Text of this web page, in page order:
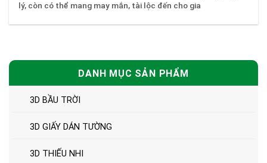
lý, còn có thể mang may mắn, tài lộc đến cho gia
DANH MỤC SẢN PHẨM
3D BẦU TRỜI
3D GIẤY DÁN TƯỜNG
3D THIẾU NHI